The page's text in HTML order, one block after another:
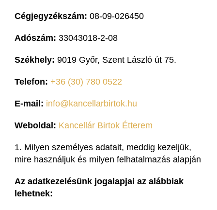
Cégjegyzékszám: 08-09-026450
Adószám: 33043018-2-08
Székhely: 9019 Győr, Szent László út 75.
Telefon: +36 (30) 780 0522
E-mail: info@kancellarbirtok.hu
Weboldal: Kancellár Birtok Étterem
1. Milyen személyes adatait, meddig kezeljük,
mire használjuk és milyen felhatalmazás alapján
Az adatkezelésünk jogalapjai az alábbiak
lehetnek: